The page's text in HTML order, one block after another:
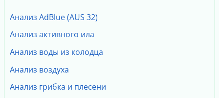
Анализ AdBlue (AUS 32)
Анализ активного ила
Анализ воды из колодца
Анализ воздуха
Анализ грибка и плесени